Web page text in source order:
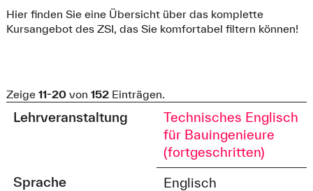
Hier finden Sie eine Übersicht über das komplette
Kursangebot des ZSI, das Sie komfortabel filtern können!
Zeige 11-20von 152Einträgen.
Lehrveranstaltung
Technisches Englisch
für Bauingenieure
(fortgeschritten)
Sprache
Englisch